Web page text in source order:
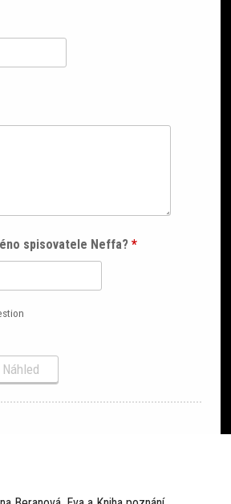
spisovatele Neffa?*